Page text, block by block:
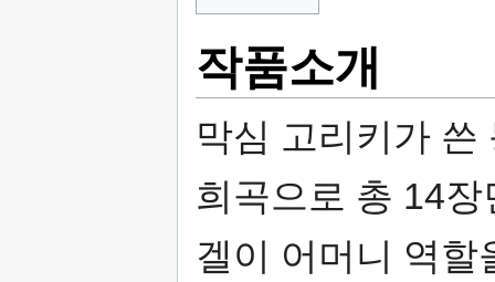
작품소개
막심 고리키가 쓴
희곡으로 총 14
겔이 어머니 역할